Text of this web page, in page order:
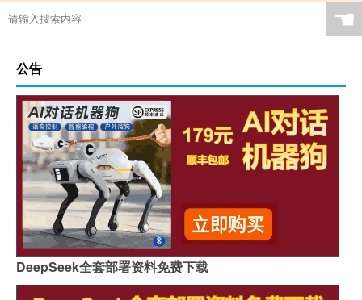
☚
公告
DeepSeek全套部署资料免费下载